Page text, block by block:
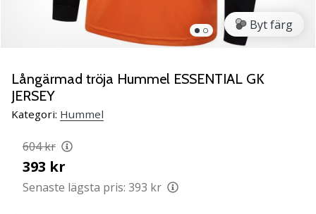
PUMA
Accelerate
NITRO
SQD
handbollsskorna!
Upptäck
de
Byt färg
Långärmad tröja Hummel ESSENTIAL GK
JERSEY
Kategori: Hummel
604 kr
393 kr
Senaste lägsta pris: 393 kr